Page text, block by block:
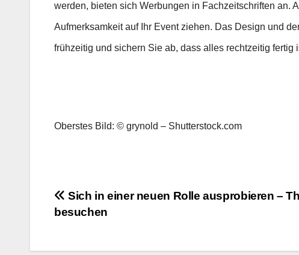
werden, bieten sich Werbungen in Fachzeitschriften an.
Aufmerksamkeit auf Ihr Event ziehen. Das Design und
frühzeitig und sichern Sie ab, dass alles rechtzeitig fertig
Oberstes Bild: © grynold – Shutterstock.com
Beitragsnavigation
Sich in einer neuen Rolle ausprobieren –
besuchen